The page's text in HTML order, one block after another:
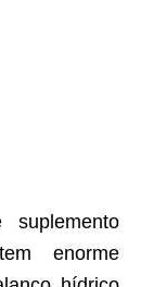
enorme